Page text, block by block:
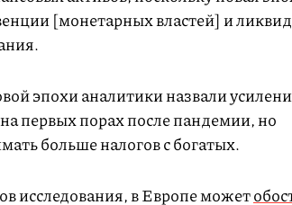
[монетарных властей] и
эпохи аналитики назвали
первых порах после пандемии, но
больше налогов с богатых.
исследования, в Европе может